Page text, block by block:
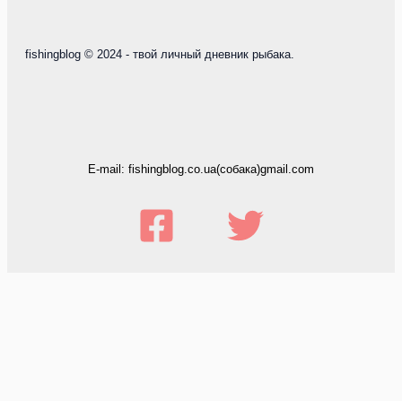
fishingblog © 2024 - твой личный дневник рыбака.
E-mail: fishingblog.co.ua(собака)gmail.com